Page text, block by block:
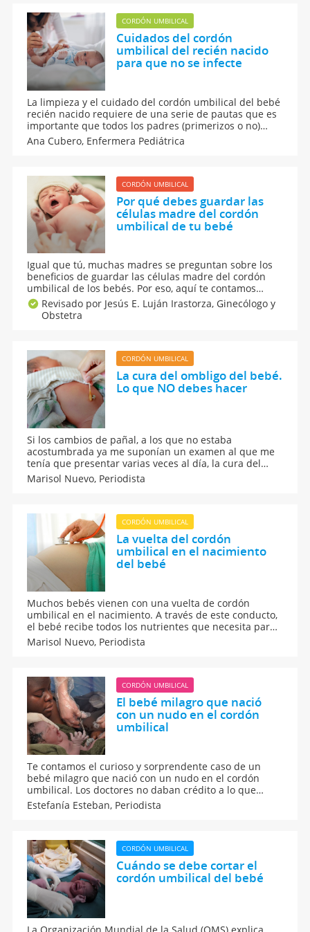
CORDÓN UMBILICAL
Cuidados del cordón
umbilical del recién nacido
para que no se infecte
La limpieza y el cuidado del cordón umbilical del bebé
recién nacido requiere de una serie de pautas que es
importante que todos los padres (primerizos o no)
conozcan. También es importante ser conscientes de
cuáles son las señales que indican que el ombligo
Ana Cubero, Enfermera Pediátrica
CORDÓN UMBILICAL
Por qué debes guardar las
células madre del cordón
umbilical de tu bebé
Igual que tú, muchas madres se preguntan sobre los
beneficios de guardar las células madre del cordón
umbilical de los bebés. Por eso, aquí te contamos
cómo gracias a la investigación estas se han
convertido en un posible salvavidas de tus hijos en el
Revisado por Jesús E. Luján Irastorza, Ginecólogo y
Obstetra
CORDÓN UMBILICAL
La cura del ombligo del bebé.
Lo que NO debes hacer
Si los cambios de pañal, a los que no estaba
acostumbrada ya me suponían un examen al que me
tenía que presentar varias veces al día, la cura del
ombligo, desde luego, no era ninguna 'maría'. Curar el
ombligo al bebé, lo que no se debe hacer.
Marisol Nuevo, Periodista
CORDÓN UMBILICAL
La vuelta del cordón
umbilical en el nacimiento
del bebé
Muchos bebés vienen con una vuelta de cordón
umbilical en el nacimiento. A través de este conducto,
el bebé recibe todos los nutrientes que necesita para
su crecimiento a lo largo del embarazo. Si llegado el
momento del parto, el cordón permanece enrollado
Marisol Nuevo, Periodista
CORDÓN UMBILICAL
El bebé milagro que nació
con un nudo en el cordón
umbilical
Te contamos el curioso y sorprendente caso de un
bebé milagro que nació con un nudo en el cordón
umbilical. Los doctores no daban crédito a lo que
veían. ¿Cómo puede un bebé enredar el cordón
umbilical de tal forma que termine haciendo un
encontraba en perfecto estado de salud.
Estefanía Esteban, Periodista
CORDÓN UMBILICAL
Cuándo se debe cortar el
cordón umbilical del bebé